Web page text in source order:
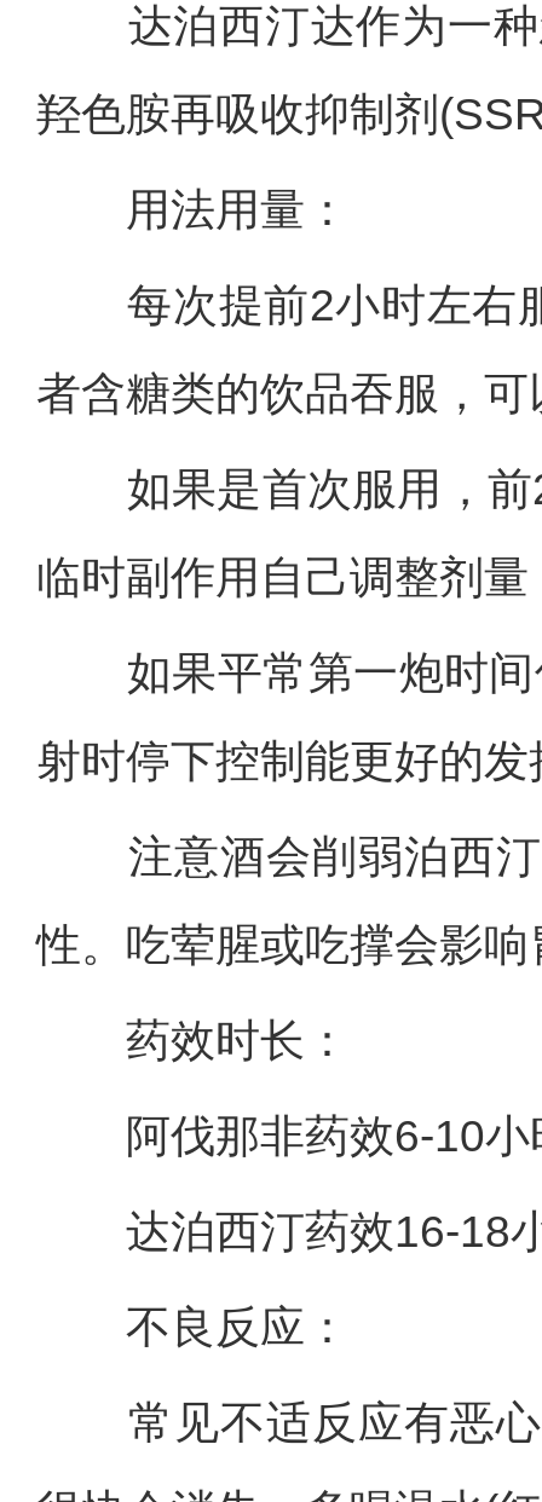
达泊西汀达作为一种
羟色胺再吸收抑制剂
用法用量：
每次提前2小时左右服
者含糖类的饮品吞服，
如果是首次服用，前2
临时副作用自己调整剂
如果平常第一炮时间
射时停下控制能更好的
注意酒会削弱泊西汀
性。吃荤腥或吃撑会影
药效时长：
阿伐那非药效6-10小
达泊西汀药效16-18
不良反应：
常见不适反应有恶心